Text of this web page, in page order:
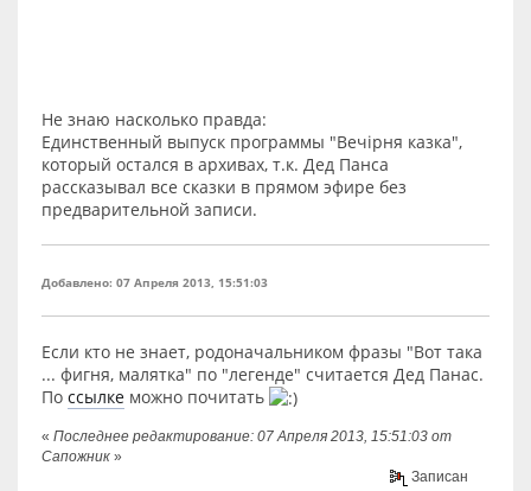
Не знаю насколько правда:
Единственный выпуск программы "Вечірня казка",
который остался в архивах, т.к. Дед Панса
рассказывал все сказки в прямом эфире без
предварительной записи.
Добавлено: 07 Апреля 2013, 15:51:03
Если кто не знает, родоначальником фразы "Вот така
... фигня, малятка" по "легенде" считается Дед Панас.
По ссылке можно почитать
« Последнее редактирование: 07 Апреля 2013, 15:51:03 от
Сапожник »
Записан